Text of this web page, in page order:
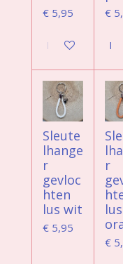
€ 5,95
In winkelwagen
€
In
Sleute
lhange
r
gevloc
hten
lus wit
€ 5,95
r
lus
€